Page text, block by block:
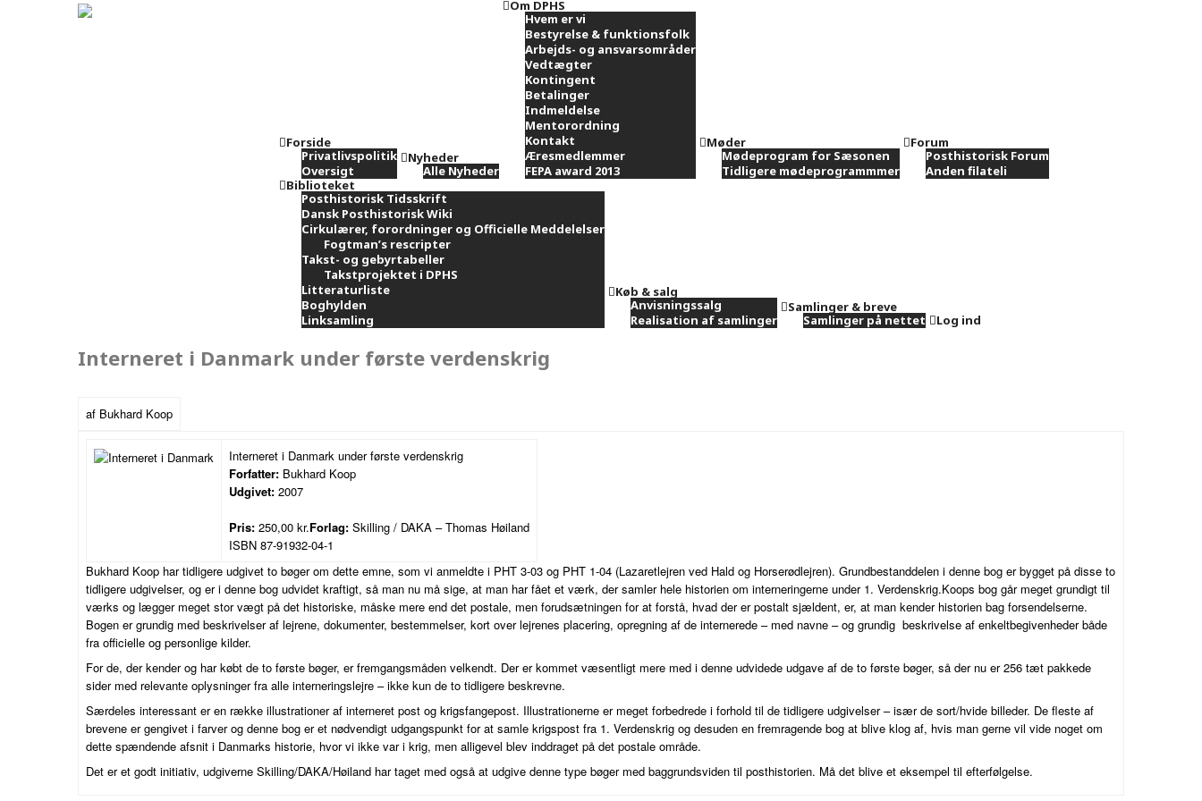
Forside
Privatlivspolitik
Oversigt
Nyheder
Alle Nyheder
Om DPHS
Hvem er vi
Bestyrelse & funktionsfolk
Arbejds- og ansvarsområder
Vedtægter
Kontingent
Betalinger
Indmeldelse
Mentorordning
Kontakt
Æresmedlemmer
FEPA award 2013
Møder
Mødeprogram for Sæsonen
Tidligere mødeprogrammmer
Forum
Posthistorisk Forum
Anden filateli
Biblioteket
Posthistorisk Tidsskrift
Dansk Posthistorisk Wiki
Cirkulærer, forordninger og Officielle Meddelelser
Fogtman’s rescripter
Takst- og gebyrtabeller
Takstprojektet i DPHS
Litteraturliste
Boghylden
Linksamling
Køb & salg
Anvisningssalg
Realisation af samlinger
Samlinger & breve
Samlinger på nettet
Log ind
Interneret i Danmark under første verdenskrig
af Bukhard Koop
Interneret i Danmark under første verdenskrig
Forfatter: Bukhard Koop
Udgivet: 2007
Pris: 250,00 kr.Forlag: Skilling / DAKA – Thomas Høiland
ISBN 87-91932-04-1
Bukhard Koop har tidligere udgivet to bøger om dette emne, som vi anmeldte i PHT 3-03 og PHT 1-04 (Lazaretlejren ved Hald og Horserødlejren). Grundbestanddelen i denne bog er bygget på disse to
tidligere udgivelser, og er i denne bog udvidet kraftigt, så man nu må sige, at man har fået et værk, der samler hele historien om interneringerne under 1. Verdenskrig.Koops bog går meget grundigt til
værks og lægger meget stor vægt på det historiske, måske mere end det postale, men forudsætningen for at forstå, hvad der er postalt sjældent, er, at man kender historien bag forsendelserne.
Bogen er grundig med beskrivelser af lejrene, dokumenter, bestemmelser, kort over lejrenes placering, opregning af de internerede – med navne – og grundig beskrivelse af enkeltbegivenheder både
fra officielle og personlige kilder.
For de, der kender og har købt de to første bøger, er fremgangsmåden velkendt. Der er kommet væsentligt mere med i denne udvidede udgave af de to første bøger, så der nu er 256 tæt pakkede
sider med relevante oplysninger fra alle interneringslejre – ikke kun de to tidligere beskrevne.
Særdeles interessant er en række illustrationer af interneret post og krigsfangepost. Illustrationerne er meget forbedrede i forhold til de tidligere udgivelser – især de sort/hvide billeder. De fleste af
brevene er gengivet i farver og denne bog er et nødvendigt udgangspunkt for at samle krigspost fra 1. Verdenskrig og desuden en fremragende bog at blive klog af, hvis man gerne vil vide noget om
dette spændende afsnit i Danmarks historie, hvor vi ikke var i krig, men alligevel blev inddraget på det postale område.
Det er et godt initiativ, udgiverne Skilling/DAKA/Høiland har taget med også at udgive denne type bøger med baggrundsviden til posthistorien. Må det blive et eksempel til efterfølgelse.